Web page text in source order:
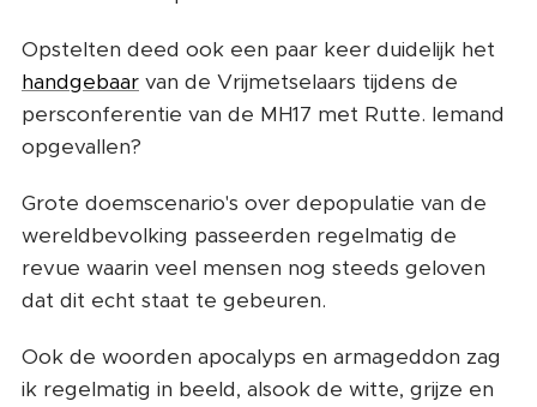
Opstelten deed ook een paar keer duidelijk het
handgebaar van de Vrijmetselaars tijdens de
persconferentie van de MH17 met Rutte. Iemand
opgevallen?
Grote doemscenario's over depopulatie van de
wereldbevolking passeerden regelmatig de
revue waarin veel mensen nog steeds geloven
dat dit echt staat te gebeuren.
Ook de woorden apocalyps en armageddon zag
ik regelmatig in beeld, alsook de witte, grijze en